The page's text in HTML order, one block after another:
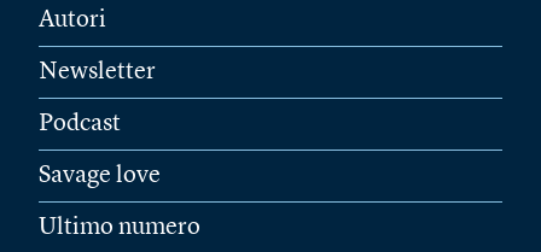
Autori
Newsletter
Podcast
Savage love
Ultimo numero